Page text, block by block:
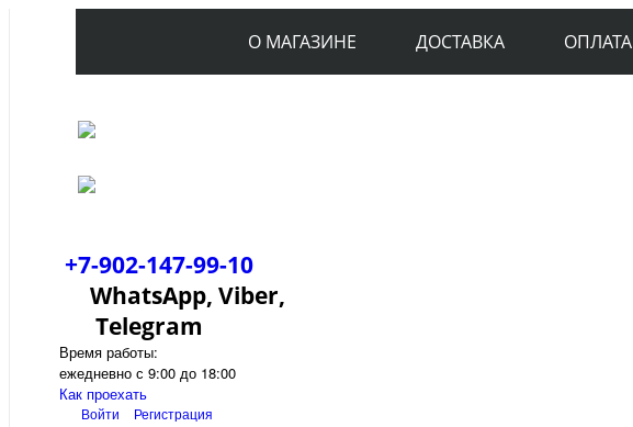
О МАГАЗИНЕ ДОСТАВКА ОПЛАТА
+7-902-147-99-10
WhatsApp, Viber,
Telegram
Время работы:
ежедневно с 9:00 до 18:00
Как проехать
Войти
Регистрация